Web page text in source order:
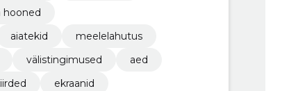
hooned
aiatekid
meelelahutus
välistingimused
aed
ekraanid